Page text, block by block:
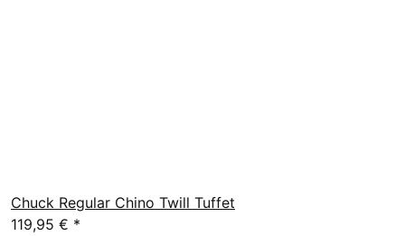
Chuck Regular Chino Twill Tuffet
119,95 € *